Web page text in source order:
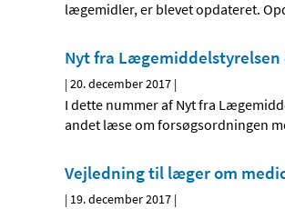
lægemidler, er blevet opdateret.
Nyt fra Lægemiddelstyrelsen
|20. december 2017 |
I dette nummer af Nyt fra
andet læse om forsøgsordningen
Vejledning til læger om
| 19. december 2017 |